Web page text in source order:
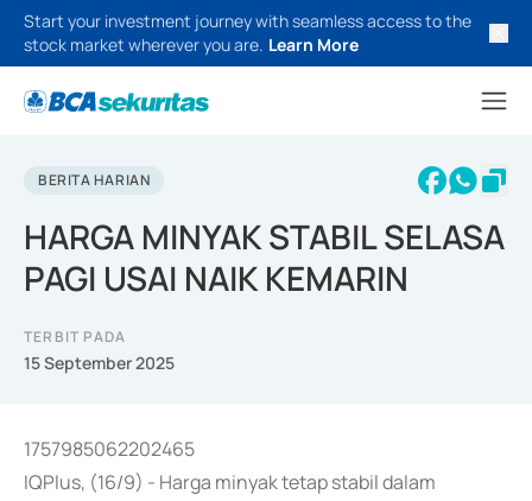
Start your investment journey with seamless access to the
stock market wherever you are. Learn More
BERITA HARIAN
HARGA MINYAK STABIL SELASA
PAGI USAI NAIK KEMARIN
TERBIT PADA
15 September 2025
1757985062202465
IQPlus, (16/9) - Harga minyak tetap stabil dalam